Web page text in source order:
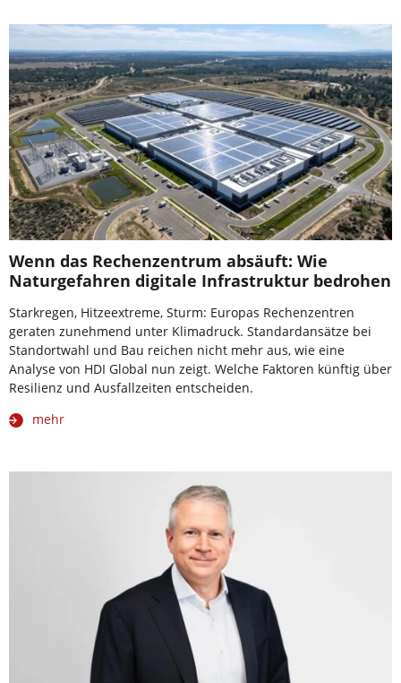
Wenn das Rechenzentrum absäuft: Wie
Naturgefahren digitale Infrastruktur bedrohen
Starkregen, Hitzeextreme, Sturm: Europas Rechenzentren
geraten zunehmend unter Klimadruck. Standardansätze bei
Standortwahl und Bau reichen nicht mehr aus, wie eine
Analyse von HDI Global nun zeigt. Welche Faktoren künftig über
Resilienz und Ausfallzeiten entscheiden.
mehr